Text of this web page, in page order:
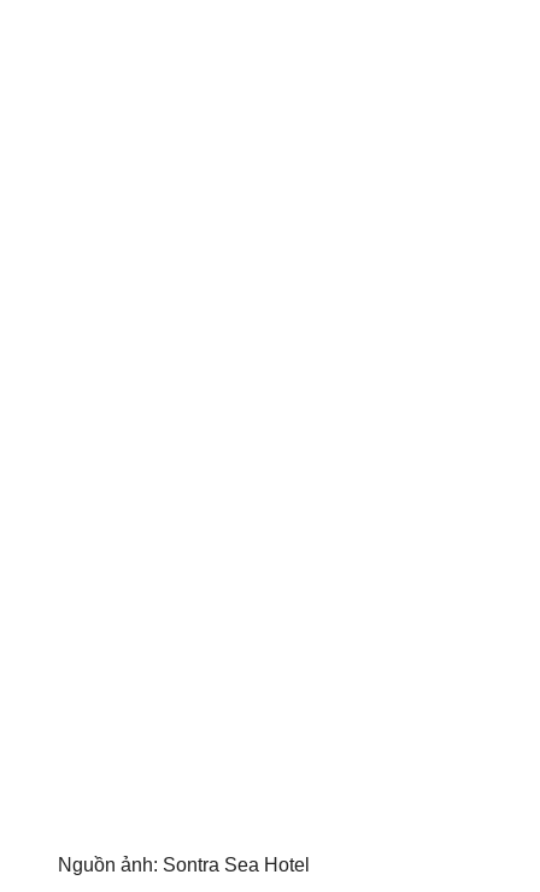
Nguồn ảnh: Sontra Sea Hotel